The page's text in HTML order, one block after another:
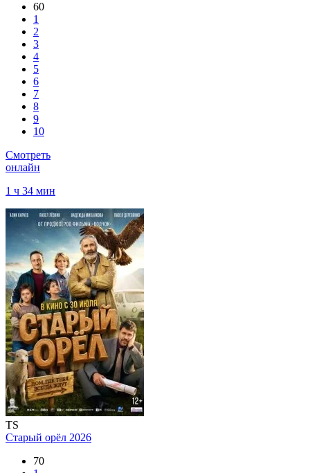
60
1
2
3
4
5
6
7
8
9
10
Смотреть
онлайн
1 ч 34 мин
TS
Старый орёл 2026
70